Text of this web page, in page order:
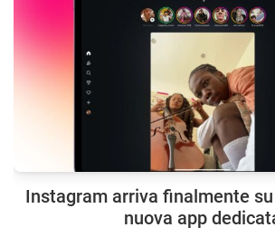
Instagram arriva finalmente
nuova app